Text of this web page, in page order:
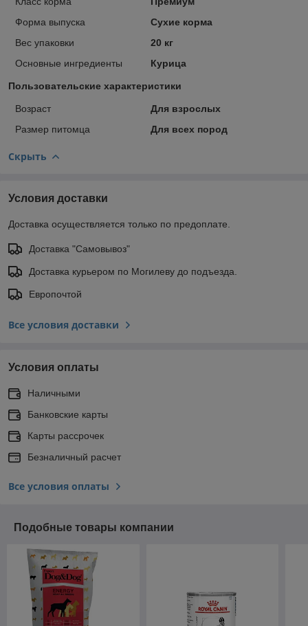
Форма выпуска
Сухие корма
Вес упаковки
20 кг
Основные ингредиенты
Курица
Пользовательские характеристики
Возраст
Для взрослых
Размер питомца
Для всех пород
Скрыть
Условия доставки
Доставка осуществляется только по предоплате.
Доставка "Самовывоз"
Доставка курьером по Могилеву до подъезда.
Европочтой
Все условия доставки
Условия оплаты
Наличными
Банковские карты
Карты рассрочек
Безналичный расчет
Все условия оплаты
Подобные товары компании